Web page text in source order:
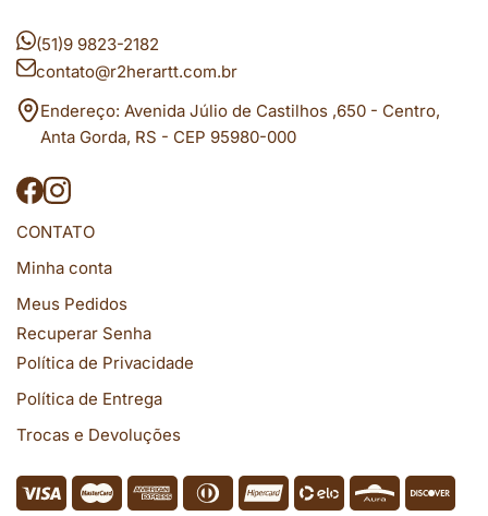
(51)9 9823-2182
contato@r2herartt.com.br
Endereço: Avenida Júlio de Castilhos ,650 - Centro,
Anta Gorda, RS - CEP 95980-000
CONTATO
Minha conta
Meus Pedidos
Recuperar Senha
Política de Privacidade
Política de Entrega
Trocas e Devoluções